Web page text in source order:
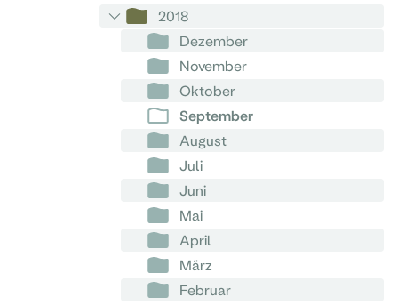
2018
Dezember
November
Oktober
September
August
Juli
Juni
Mai
April
März
Februar